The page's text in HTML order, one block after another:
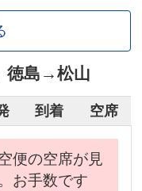
徳島 →松山
到着 空席
便の空席が見
お手数です